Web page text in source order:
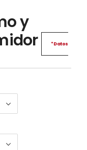
y
* Datos